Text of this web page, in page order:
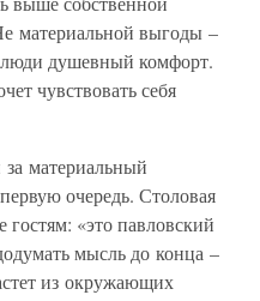
материальной выгоды –
душевный комфорт.
чувствовать себя
материальный
очередь. Столовая
гостям: «это павловский
мысль до конца –
из окружающих